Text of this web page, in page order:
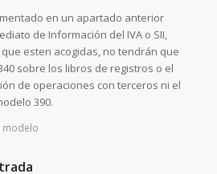
en un apartado anterior
de Información del IVA o SII,
esten acogidas, no tendrán que
sobre los libros de registros o el
de operaciones con terceros ni el
390.
modelo